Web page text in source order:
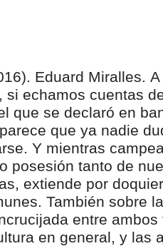
Eduard Miralles.
si echamos cuentas
que se declaró en
que ya nadie
Y mientras
posesión tanto de
extiende por
También sobre
entre
en general, y las